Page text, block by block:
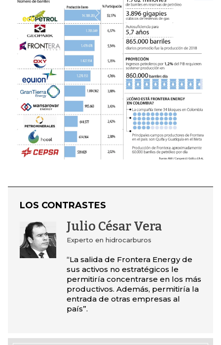
LOS CONTRASTES
Julio César Vera
Experto en hidrocarburos
“La salida de Frontera Energy de
sus activos no estratégicos le
permitiría concentrarse en los más
productivos. Además, permitiría la
entrada de otras empresas al
país”.